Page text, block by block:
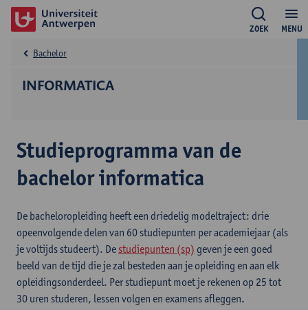
MENU
ZOEK
INFORMATICA
Bachelor
Studieprogramma van de
bachelor informatica
De bacheloropleiding heeft een driedelig modeltraject: drie
opeenvolgende delen van 60 studiepunten per academiejaar (als
je voltijds studeert). De studiepunten (sp) geven je een goed
beeld van de tijd die je zal besteden aan je opleiding en aan elk
opleidingsonderdeel. Per studiepunt moet je rekenen op 25 tot
30 uren studeren, lessen volgen en examens afleggen.